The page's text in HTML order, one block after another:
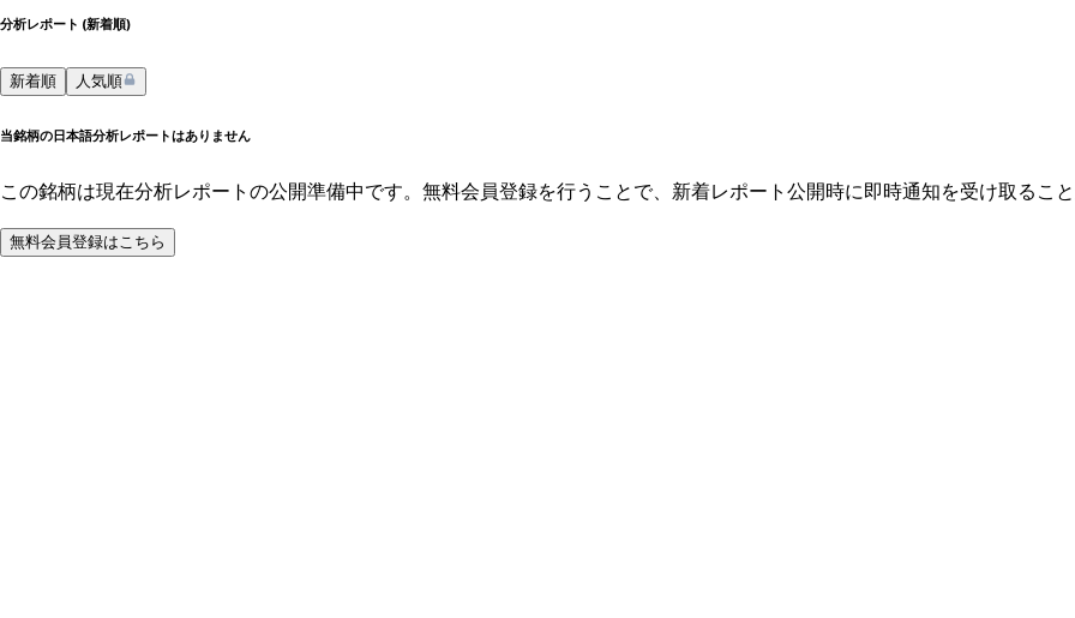
分析レポート (新着順)
新着順 人気順
当銘柄の日本語分析レポートはありません
この銘柄は現在分析レポートの公開準備中です。無料会員登録を行うことで、新着レポート公開時に即時通知を受け取ること
無料会員登録はこちら